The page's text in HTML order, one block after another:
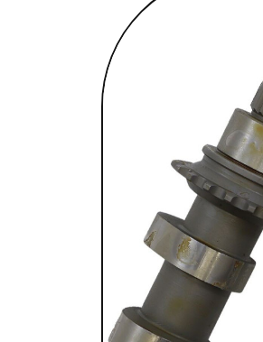
SELLES &
REPOSE
CHAMBRES À